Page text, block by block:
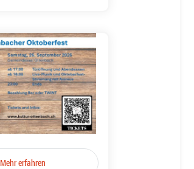
Mehr erfahren